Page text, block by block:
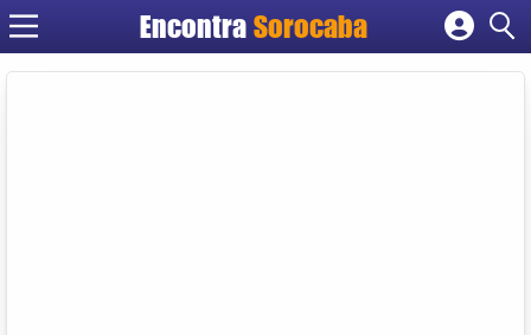
EncontraSorocaba
Cadastrar empresa